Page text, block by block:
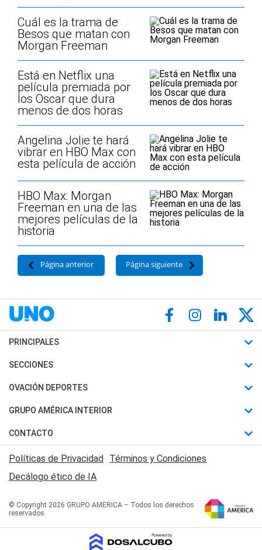
Cuál es la trama de
Besos que matan con
Morgan Freeman
Está en Netflix una
película premiada por
los Oscar que dura
menos de dos horas
Angelina Jolie te hará
vibrar en HBO Max con
esta película de acción
HBO Max: Morgan
Freeman en una de las
mejores películas de la
historia
Página anterior Página siguiente
PRINCIPALES
Últimas Noticias
Política
Judiciales
Economia
SECCIONES
Horóscopo
Motores
Trucos caseros
Series y Películas
Edictos y Solicitadas
OVACIÓN DEPORTES
Fútbol
Mundial
Automovilismo
Rugby
Básquet
GRUPO AMÉRICA INTERIOR
Canal 7 en Vivo
San Juan 8
CONTACTO
Acerca de Nosotros
Contactanos
Políticas de Privacidad Términos y Condiciones
Decálogo ético de IA
© Copyright 2026 GRUPO AMERICA – Todos los derechos
reservados